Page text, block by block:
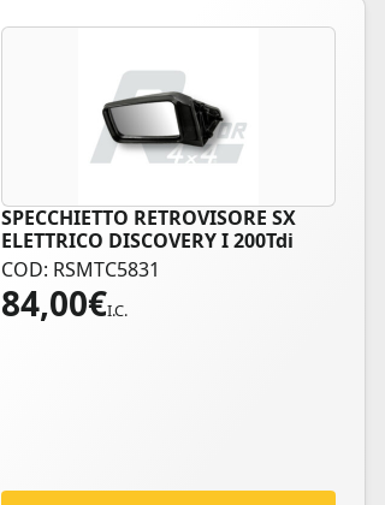
SPECCHIETTO RETROVISORE SX
ELETTRICO DISCOVERY I 200Tdi
COD: RSMTC5831
84,00€I.C.